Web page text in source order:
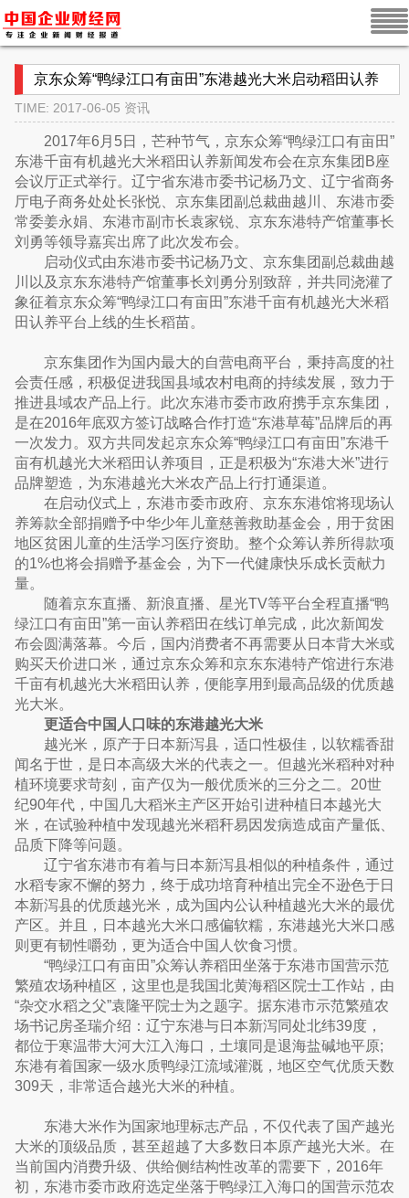
京东众筹“鸭绿江口有亩田”东港越光大米启动稻田认养
TIME: 2017-06-05 资讯
2017年6月5日，芒种节气，京东众筹“鸭绿江口有亩田”
东港千亩有机越光大米稻田认养新闻发布会在京东集团B座
会议厅正式举行。辽宁省东港市委书记杨乃文、辽宁省商务
厅电子商务处处长张悦、京东集团副总裁曲越川、东港市委
常委姜永娟、东港市副市长袁家锐、京东东港特产馆董事长
刘勇等领导嘉宾出席了此次发布会。
启动仪式由东港市委书记杨乃文、京东集团副总裁曲越
川以及京东东港特产馆董事长刘勇分别致辞，并共同浇灌了
象征着京东众筹“鸭绿江口有亩田”东港千亩有机越光大米稻
田认养平台上线的生长稻苗。
京东集团作为国内最大的自营电商平台，秉持高度的社
会责任感，积极促进我国县域农村电商的持续发展，致力于
推进县域农产品上行。此次东港市委市政府携手京东集团，
是在2016年底双方签订战略合作打造“东港草莓”品牌后的再
一次发力。双方共同发起京东众筹“鸭绿江口有亩田”东港千
亩有机越光大米稻田认养项目，正是积极为“东港大米”进行
品牌塑造，为东港越光大米农产品上行打通渠道。
在启动仪式上，东港市委市政府、京东东港馆将现场认
养筹款全部捐赠予中华少年儿童慈善救助基金会，用于贫困
地区贫困儿童的生活学习医疗资助。整个众筹认养所得款项
的1%也将会捐赠予基金会，为下一代健康快乐成长贡献力
量。
随着京东直播、新浪直播、星光TV等平台全程直播“鸭
绿江口有亩田”第一亩认养稻田在线订单完成，此次新闻发
布会圆满落幕。今后，国内消费者不再需要从日本背大米或
购买天价进口米，通过京东众筹和京东东港特产馆进行东港
千亩有机越光大米稻田认养，便能享用到最高品级的优质越
光大米。
更适合中国人口味的东港越光大米
越光米，原产于日本新泻县，适口性极佳，以软糯香甜
闻名于世，是日本高级大米的代表之一。但越光米稻种对种
植环境要求苛刻，亩产仅为一般优质米的三分之二。20世
纪90年代，中国几大稻米主产区开始引进种植日本越光大
米，在试验种植中发现越光米稻秆易因发病造成亩产量低、
品质下降等问题。
辽宁省东港市有着与日本新泻县相似的种植条件，通过
水稻专家不懈的努力，终于成功培育种植出完全不逊色于日
本新泻县的优质越光米，成为国内公认种植越光大米的最优
产区。并且，日本越光大米口感偏软糯，东港越光大米口感
则更有韧性嚼劲，更为适合中国人饮食习惯。
“鸭绿江口有亩田”众筹认养稻田坐落于东港市国营示范
繁殖农场种植区，这里也是我国北黄海稻区院士工作站，由
“杂交水稻之父”袁隆平院士为之题字。据东港市示范繁殖农
场书记房圣瑞介绍：辽宁东港与日本新泻同处北纬39度，
都位于寒温带大河大江入海口，土壤同是退海盐碱地平原;
东港有着国家一级水质鸭绿江流域灌溉，地区空气优质天数
309天，非常适合越光大米的种植。
东港大米作为国家地理标志产品，不仅代表了国产越光
大米的顶级品质，甚至超越了大多数日本原产越光大米。在
当前国内消费升级、供给侧结构性改革的需要下，2016年
初，东港市委市政府选定坐落于鸭绿江入海口的国营示范农